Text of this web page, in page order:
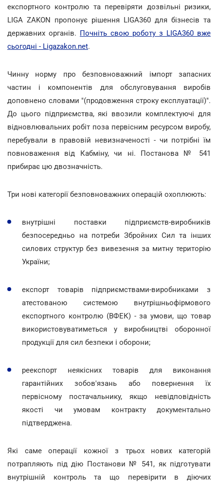
експортного контролю та перевіряти дозвільні ризики,
LIGA ZAKON пропонує рішення LIGA360 для бізнесів та
державних органів. Почніть свою роботу з LIGA360 вже
сьогодні - Ligazakon.net.
Чинну норму про безповноважний імпорт запасних
частин і компонентів для обслуговування виробів
доповнено словами "(продовження строку експлуатації)".
До цього підприємства, які ввозили комплектуючі для
відновлювальних робіт поза первісним ресурсом виробу,
перебували в правовій невизначеності - чи потрібні їм
повноваження від Кабміну, чи ні. Постанова № 541
прибирає цю двозначність.
Три нові категорії безповноважних операцій охоплюють:
внутрішні поставки підприємств-виробників
безпосередньо на потреби Збройних Сил та інших
силових структур без вивезення за митну територію
України;
експорт товарів підприємствами-виробниками з
атестованою системою внутрішньофірмового
експортного контролю (ВФЕК) - за умови, що товар
використовуватиметься у виробництві оборонної
продукції для сил безпеки і оборони;
реекспорт неякісних товарів для виконання
гарантійних зобов'язань або повернення їх
первісному постачальнику, якщо невідповідність
якості чи умовам контракту документально
підтверджена.
Які саме операції кожної з трьох нових категорій
потрапляють під дію Постанови № 541, як підготувати
внутрішній контроль та що перевірити в діючих